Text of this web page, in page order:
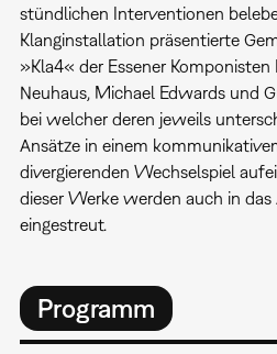
stündlichen Interventionen
Klanginstallation präsentierte
»Kla4« der Essener Komponisten
Neuhaus, Michael Edwards und
bei welcher deren jeweils
Ansätze in einem
divergierenden Wechselspiel
dieser Werke werden auch in
eingestreut.
Programm